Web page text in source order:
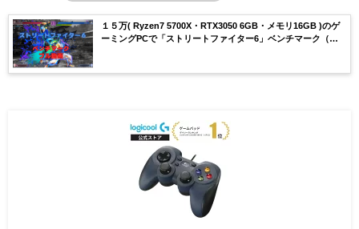
１５万( Ryzen7 5700X・RTX3050 6GB・メモリ16GB )のゲ
ーミングPCで「ストリートファイター6」ベンチマーク（フ